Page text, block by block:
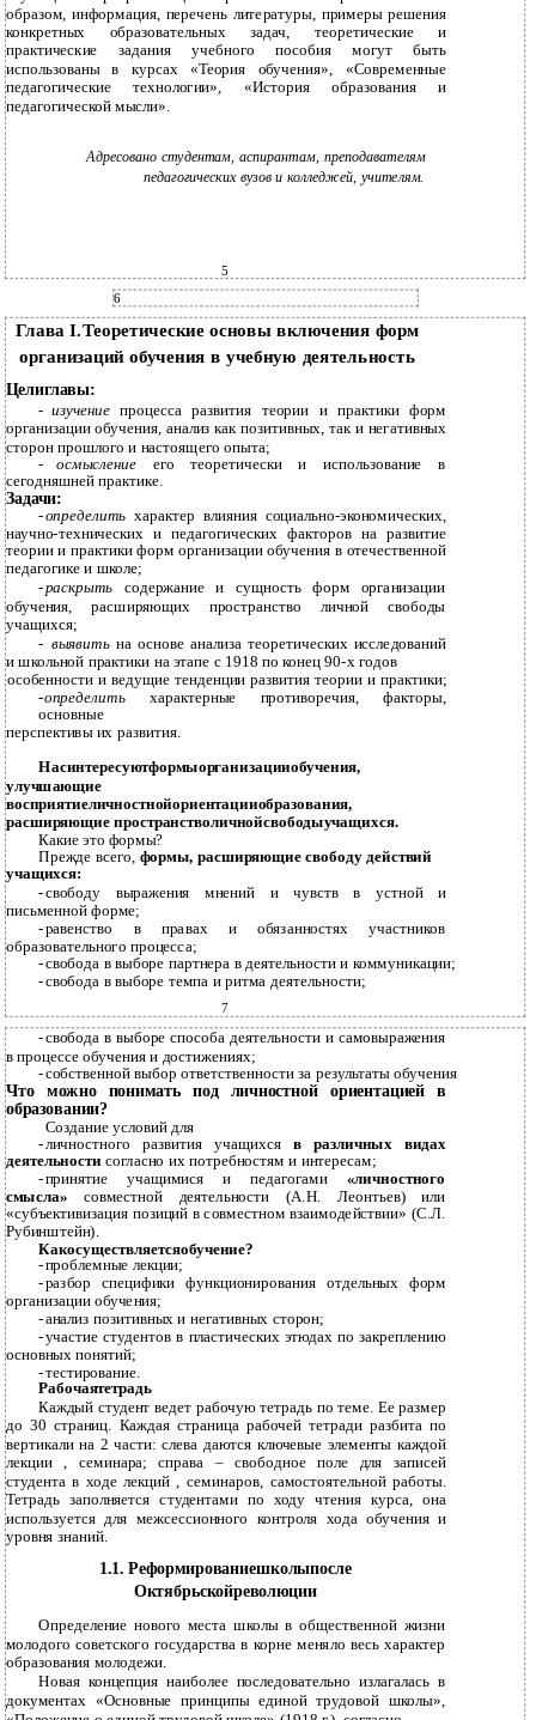
образом, информация, перечень литературы, примеры решения
конкретных образовательных задач, теоретические и
практические задания учебного пособия могут быть
использованы в курсах «Теория обучения», «Современные
педагогические технологии», «История образования и
педагогической мысли».
Адресовано студентам, аспирантам, преподавателям
педагогических вузов и колледжей, учителям.
5
6
Глава I.Теоретические основы включения форм
организаций обучения в учебную деятельность
Целиглавы:
- изучениепроцесса развития теории и практики форм
организации обучения, анализ как позитивных, так и негативных
сторон прошлого и настоящего опыта;
-
осмысление его теоретически и использование в
сегодняшней практике.
Задачи:
-определитьхарактер влияния социально-экономических,
научно-технических и педагогических факторов на развитие
теории и практики форм организации обучения в отечественной
педагогике и школе;
-раскрыть содержание и сущность форм организации
обучения, расширяющих пространство личной свободы
учащихся;
- выявить на основе анализа теоретических исследований
и школьной практики на этапе с 1918 по конец 90-х годов
особенности и ведущие тенденции развития теории и практики;
-определить
характерные противоречия, факторы,
основные
перспективы их развития.
Насинтересуютформыорганизацииобучения,
улучшающие
восприятиеличностнойориентацииобразования,
расширяющие пространстволичнойсвободыучащихся.
Какие это формы?
Прежде всего, формы, расширяющие свободу действий
учащихся:
-свободу выражения мнений и чувств в устной и
письменной форме;
-равенство в правах и обязанностях участников
образовательного процесса;
-свобода в выборе партнера в деятельности и коммуникации;
-свобода в выборе темпа и ритма деятельности;
7
-свобода в выборе способа деятельности и самовыражения
в процессе обучения и достижениях;
-собственной выбор ответственности за результаты обучения
Что можно понимать под личностной ориентацией в
образовании?
Создание условий для
- личностного развития учащихсяв различных видах
деятельностисогласно их потребностям и интересам;
-принятие учащимися и педагогами «личностного
смысла» совместной деятельности (А.Н. Леонтьев) или
«субъективизация позиций в совместном взаимодействии» (С.Л.
Рубинштейн).
Какосуществляетсяобучение?
-проблемные лекции;
-разбор специфики функционирования отдельных форм
организации обучения;
-анализ позитивных и негативных сторон;
-участие студентов в пластических этюдах по закреплению
основных понятий;
-тестирование.
Рабочаятетрадь
Каждый студент ведет рабочую тетрадь по теме. Ее размер
до 30 страниц. Каждая страница рабочей тетради разбита по
вертикали на 2 части: слева даются ключевые элементы каждой
лекции , семинара; справа – свободное поле для записей
студента в ходе лекций , семинаров, самостоятельной работы.
Тетрадь заполняется студентами по ходу чтения курса, она
используется для межсессионного контроля хода обучения и
уровня знаний.
1.1. Реформированиешколыпосле
Октябрьскойреволюции
Определение нового места школы в общественной жизни
молодого советского государства в корне меняло весь характер
образования молодежи.
Новая концепция наиболее последовательно излагалась в
документах «Основные принципы единой трудовой школы»,